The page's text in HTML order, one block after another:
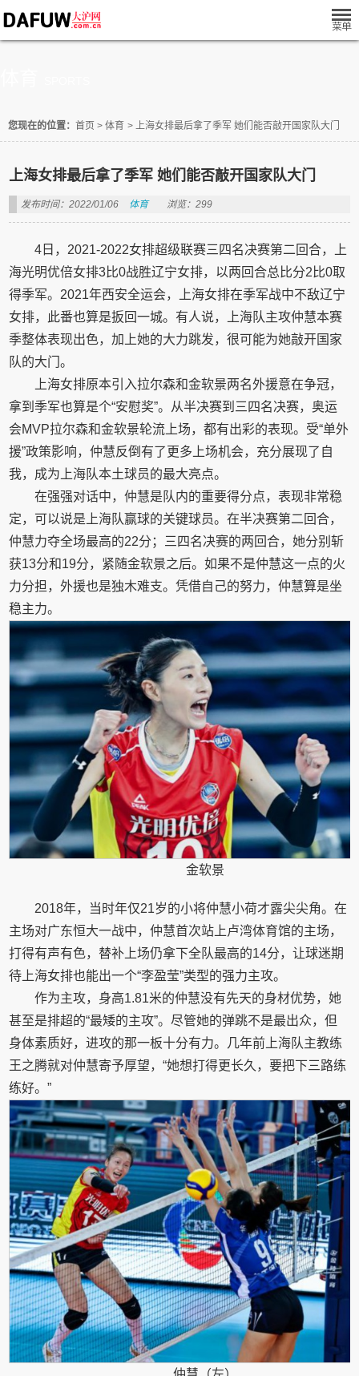
您现在的位置： 首页 > 体育 > 上海女排最后拿了季军 她们能否敲开国家队大门
上海女排最后拿了季军 她们能否敲开国家队大门
发布时间：2022/01/06 体育 浏览：299
4日，2021-2022女排超级联赛三四名决赛第二回合，上
海光明优倍女排3比0战胜辽宁女排，以两回合总比分2比0取
得季军。2021年西安全运会，上海女排在季军战中不敌辽宁
女排，此番也算是扳回一城。有人说，上海队主攻仲慧本赛
季整体表现出色，加上她的大力跳发，很可能为她敲开国家
队的大门。
上海女排原本引入拉尔森和金软景两名外援意在争冠，
拿到季军也算是个“安慰奖”。从半决赛到三四名决赛，奥运
会MVP拉尔森和金软景轮流上场，都有出彩的表现。受“单外
援”政策影响，仲慧反倒有了更多上场机会，充分展现了自
我，成为上海队本土球员的最大亮点。
在强强对话中，仲慧是队内的重要得分点，表现非常稳
定，可以说是上海队赢球的关键球员。在半决赛第二回合，
仲慧力夺全场最高的22分；三四名决赛的两回合，她分别斩
获13分和19分，紧随金软景之后。如果不是仲慧这一点的火
力分担，外援也是独木难支。凭借自己的努力，仲慧算是坐
稳主力。
金软景
2018年，当时年仅21岁的小将仲慧小荷才露尖尖角。在
主场对广东恒大一战中，仲慧首次站上卢湾体育馆的主场，
打得有声有色，替补上场仍拿下全队最高的14分，让球迷期
待上海女排也能出一个“李盈莹”类型的强力主攻。
作为主攻，身高1.81米的仲慧没有先天的身材优势，她
甚至是排超的“最矮的主攻”。尽管她的弹跳不是最出众，但
身体素质好，进攻的那一板十分有力。几年前上海队主教练
王之腾就对仲慧寄予厚望，“她想打得更长久，要把下三路练
练好。”